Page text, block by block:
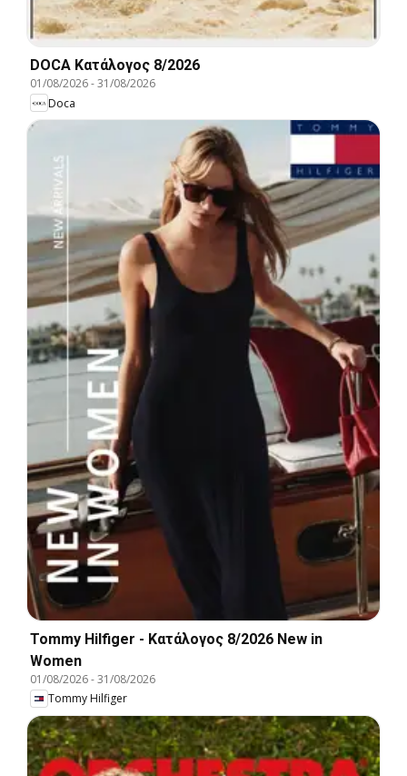
DOCA Kατάλογος 8/2026
01/08/2026-31/08/2026
Doca
Tommy Hilfiger - Kατάλογος 8/2026 New in
Women
01/08/2026-31/08/2026
Tommy Hilfiger